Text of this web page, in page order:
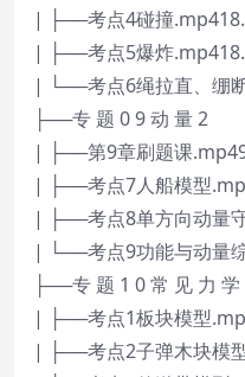
| ├──考点4碰撞
| ├──考点5爆炸
| └──考点6绳拉直、绷
├──专 题 0 9 动 量 2
| ├──第9章刷题课
| ├──考点7人船模型
| ├──考点8单方向动量
| └──考点9功能与动量
├──专 题 1 0 常 见 力 学
| ├──考点1板块模型
| ├──考点2子弹木块模